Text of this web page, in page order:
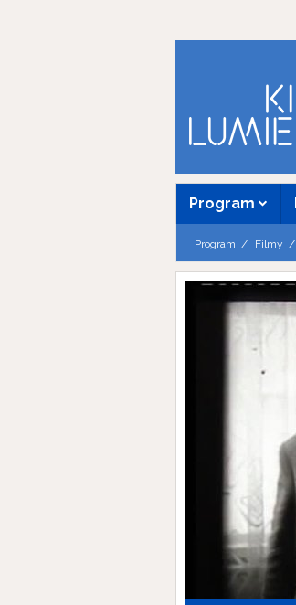
Program
Program Filmy